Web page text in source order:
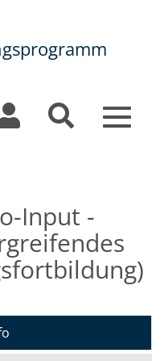
Toggle
Input -